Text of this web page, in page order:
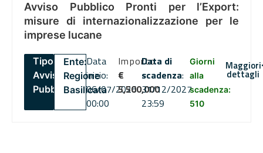
Avviso Pubblico Pronti per l’Export:
misure di internazionalizzazione per le
imprese lucane
Tipo:
Avviso
Pubblico
Ente:
Regione
Basilicata
Data
inizio:
06/07/2026
00:00
Importo
€
5,500,000
Data di
scadenza:
31/12/2027
23:59
Giorni
alla
scadenza:
510
Maggiori
dettagli